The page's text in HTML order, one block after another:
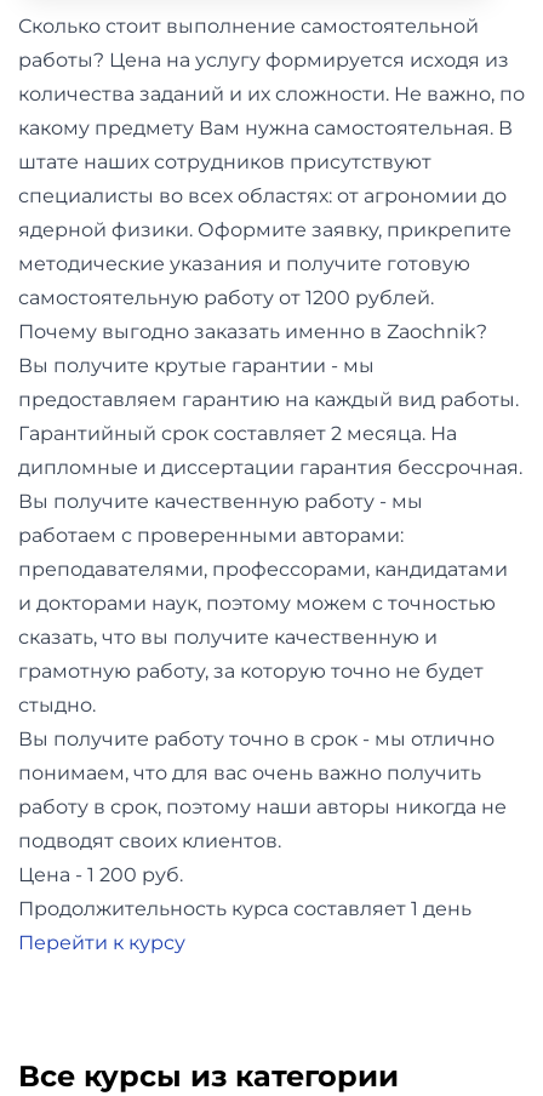
Сколько стоит выполнение самостоятельной
работы? Цена на услугу формируется исходя из
количества заданий и их сложности. Не важно, по
какому предмету Вам нужна самостоятельная. В
штате наших сотрудников присутствуют
специалисты во всех областях: от агрономии до
ядерной физики. Оформите заявку, прикрепите
методические указания и получите готовую
самостоятельную работу от 1200 рублей.
Почему выгодно заказать именно в Zaochnik?
Вы получите крутые гарантии - мы
предоставляем гарантию на каждый вид работы.
Гарантийный срок составляет 2 месяца. На
дипломные и диссертации гарантия бессрочная.
Вы получите качественную работу - мы
работаем с проверенными авторами:
преподавателями, профессорами, кандидатами
и докторами наук, поэтому можем с точностью
сказать, что вы получите качественную и
грамотную работу, за которую точно не будет
стыдно.
Вы получите работу точно в срок - мы отлично
понимаем, что для вас очень важно получить
работу в срок, поэтому наши авторы никогда не
подводят своих клиентов.
Цена - 1 200 руб.
Продолжительность курса составляет 1 день
Перейти к курсу
Все курсы из категории
саморазвитие
Прочее
Репетиторы
Тесты
на
профориентацию